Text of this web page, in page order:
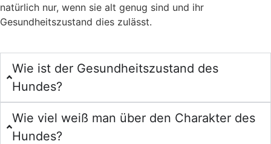
natürlich nur, wenn sie alt genug sind und ihr
Gesundheitszustand dies zulässt.
Wie ist der Gesundheitszustand des
Hundes?
Wie viel weiß man über den Charakter des
Hundes?